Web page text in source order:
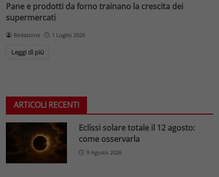
Pane e prodotti da forno trainano la crescita dei
supermercati
Redazione 1 Luglio 2026
Leggi di più
ARTICOLI RECENTI
Eclissi solare totale il 12 agosto:
come osservarla
9 Agosto 2026